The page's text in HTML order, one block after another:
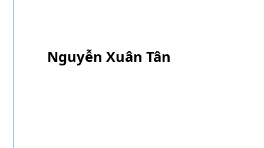
Nguyễn Xuân Tân